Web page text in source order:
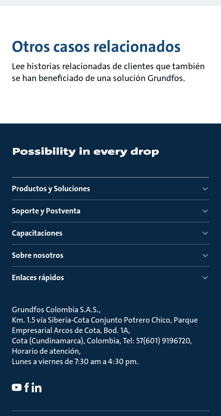
Otros casos relacionados
Lee historias relacionadas de clientes que también
se han beneficiado de una solución Grundfos.
Productos y Soluciones
Soporte y Postventa
Capacitaciones
Sobre nosotros
Enlaces rápidos
Grundfos Colombia S.A.S.
Km. 1.5 vía Siberia-Cota Conjunto Potrero Chico, Parque
Empresarial Arcos de Cota, Bod. 1A
Cota (Cundinamarca), Colombia, Tel: 57(601) 9196720
Horario de atención
Lunes a viernes de 7:30 am a 4:30 pm.